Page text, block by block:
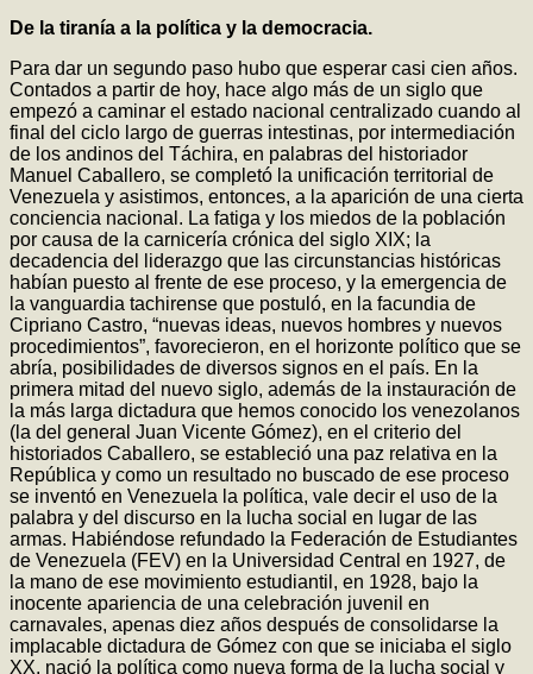
De la tiranía a la política y la democracia.
Para dar un segundo paso hubo que esperar casi cien años.
Contados a partir de hoy, hace algo más de un siglo que
empezó a caminar el estado nacional centralizado cuando al
final del ciclo largo de guerras intestinas, por intermediación
de los andinos del Táchira, en palabras del historiador
Manuel Caballero, se completó la unificación territorial de
Venezuela y asistimos, entonces, a la aparición de una cierta
conciencia nacional. La fatiga y los miedos de la población
por causa de la carnicería crónica del siglo XIX; la
decadencia del liderazgo que las circunstancias históricas
habían puesto al frente de ese proceso, y la emergencia de
la vanguardia tachirense que postuló, en la facundia de
Cipriano Castro, “nuevas ideas, nuevos hombres y nuevos
procedimientos”, favorecieron, en el horizonte político que se
abría, posibilidades de diversos signos en el país. En la
primera mitad del nuevo siglo, además de la instauración de
la más larga dictadura que hemos conocido los venezolanos
(la del general Juan Vicente Gómez), en el criterio del
historiados Caballero, se estableció una paz relativa en la
República y como un resultado no buscado de ese proceso
se inventó en Venezuela la política, vale decir el uso de la
palabra y del discurso en la lucha social en lugar de las
armas. Habiéndose refundado la Federación de Estudiantes
de Venezuela (FEV) en la Universidad Central en 1927, de
la mano de ese movimiento estudiantil, en 1928, bajo la
inocente apariencia de una celebración juvenil en
carnavales, apenas diez años después de consolidarse la
implacable dictadura de Gómez con que se iniciaba el siglo
XX, nació la política como nueva forma de la lucha social y